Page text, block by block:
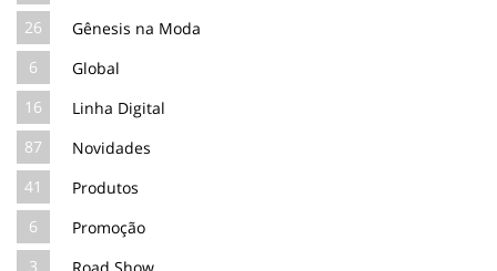
26
Gênesis na Moda
6
Global
16
Linha Digital
87
Novidades
41
Produtos
6
Promoção
3